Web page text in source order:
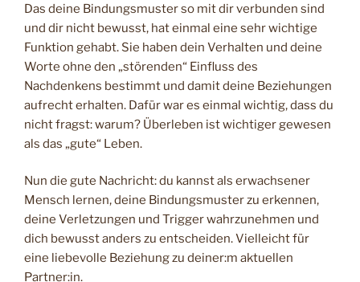
Das deine Bindungsmuster so mit dir verbunden sind
und dir nicht bewusst, hat einmal eine sehr wichtige
Funktion gehabt. Sie haben dein Verhalten und deine
Worte ohne den „störenden“ Einfluss des
Nachdenkens bestimmt und damit deine Beziehungen
aufrecht erhalten. Dafür war es einmal wichtig, dass du
nicht fragst: warum? Überleben ist wichtiger gewesen
als das „gute“ Leben.
Nun die gute Nachricht: du kannst als erwachsener
Mensch lernen, deine Bindungsmuster zu erkennen,
deine Verletzungen und Trigger wahrzunehmen und
dich bewusst anders zu entscheiden. Vielleicht für
eine liebevolle Beziehung zu deiner:m aktuellen
Partner:in.